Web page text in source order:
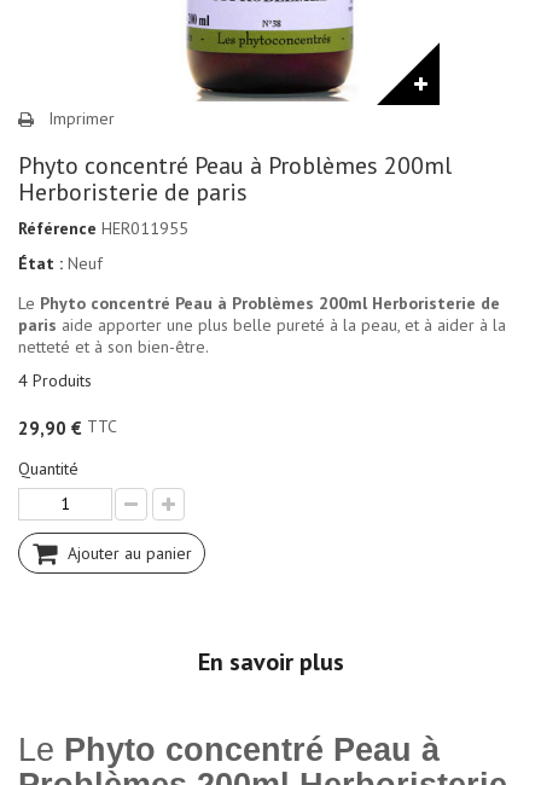
Imprimer
Phyto concentré Peau à Problèmes 200ml
Herboristerie de paris
Référence HER011955
État : Neuf
Le Phyto concentré Peau à Problèmes 200ml Herboristerie de
paris aide apporter une plus belle pureté à la peau, et à aider à la
netteté et à son bien-être.
4 Produits
29,90 € TTC
Quantité
Ajouter au panier
En savoir plus
Le Phyto concentré Peau à